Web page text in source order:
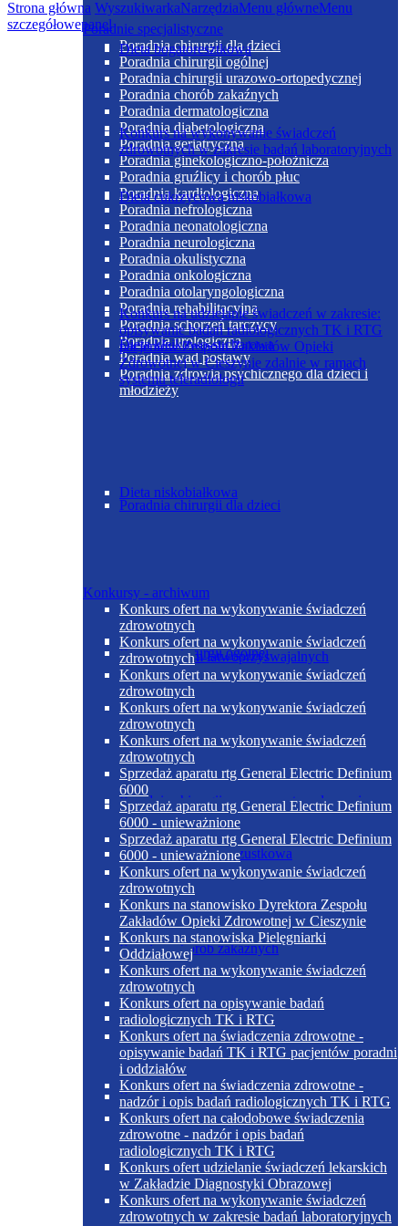
Poradnie specjalistyczne
Poradnia chirurgii dla dzieci
Poradnia chirurgii ogólnej
Poradnia chirurgii urazowo-ortopedycznej
Poradnia chorób zakaźnych
Poradnia dermatologiczna
Poradnia diabetologiczna
Poradnia geriatryczna
Poradnia ginekologiczno-położnicza
Poradnia gruźlicy i chorób płuc
Poradnia kardiologiczna
Poradnia nefrologiczna
Poradnia neonatologiczna
Poradnia neurologiczna
Poradnia okulistyczna
Poradnia onkologiczna
Poradnia otolaryngologiczna
Poradnia rehabilitacyjna
Poradnia schorzeń tarczycy
Poradnia urologiczna
Poradnia wad postawy
Poradnia zdrowia psychicznego dla dzieci i
młodzieży
Poradnia chirurgii dla dzieci
Poradnia chirurgii ogólnej
Poradnia chirurgii urazowo-ortopedycznej
Poradnia chorób zakaźnych
Poradnia dermatologiczna
Dieta bogatoresztkowa
Dieta cukrzycowa niskobiałkowa
Dieta kleikowo-sucharowa
Dieta niskobiałkowa
Dieta niskoelektrolitowa normobiałkowa z
ograniczeniem łatwoprzyswajalnych
węglowodanów
Dieta cukrzycowo-trzustkowa
Dieta papkowata
Dieta płynna
Konkurs na wykonywanie świadczeń
zdrowotnych w zakresie badań laboratoryjnych
Konkurs na udzielanie świadczeń w zakresie:
opisywanie badań radiologicznych TK i RTG
pacjentów Zespołu Zakładów Opieki
Zdrowotnej w Cieszynie zdalnie w ramach
systemu teleradiologii
Konkursy - archiwum
Konkurs ofert na wykonywanie świadczeń
zdrowotnych
Konkurs ofert na wykonywanie świadczeń
zdrowotnych
Konkurs ofert na wykonywanie świadczeń
zdrowotnych
Konkurs ofert na wykonywanie świadczeń
zdrowotnych
Konkurs ofert na wykonywanie świadczeń
zdrowotnych
Sprzedaż aparatu rtg General Electric Definium
6000
Sprzedaż aparatu rtg General Electric Definium
6000 - unieważnione
Sprzedaż aparatu rtg General Electric Definium
6000 - unieważnione
Konkurs ofert na wykonywanie świadczeń
zdrowotnych
Konkurs na stanowisko Dyrektora Zespołu
Zakładów Opieki Zdrowotnej w Cieszynie
Konkurs na stanowiska Pielęgniarki
Oddziałowej
Konkurs ofert na wykonywanie świadczeń
zdrowotnych
Konkurs ofert na opisywanie badań
radiologicznych TK i RTG
Konkurs ofert na świadczenia zdrowotne -
opisywanie badań TK i RTG pacjentów poradni
i oddziałów
Konkurs ofert na świadczenia zdrowotne -
nadzór i opis badań radiologicznych TK i RTG
Konkurs ofert na całodobowe świadczenia
zdrowotne - nadzór i opis badań
radiologicznych TK i RTG
Konkurs ofert udzielanie świadczeń lekarskich
w Zakładzie Diagnostyki Obrazowej
Konkurs ofert na wykonywanie świadczeń
zdrowotnych w zakresie badań laboratoryjnych
Strona główna WyszukiwarkaNarzędziaMenu główneMenu
szczegółowepanel